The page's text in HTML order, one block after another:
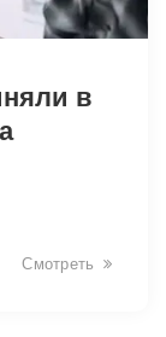
в
Смотреть